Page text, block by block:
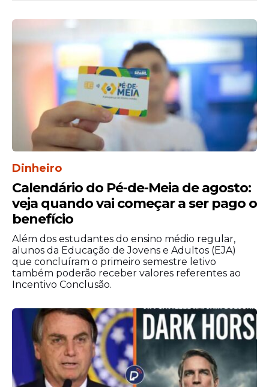
O cenário também tende a alimentar
críticas da oposição, que atribui ao governo
federal a falta de ações suficientes para
conter o aumento da população em
especialistas defendem que, além da
assistência social, é necessário ampliar
políticas de geração de emprego,
habitação e tratamento para dependência
química e saúde mental, sob o argumento
de que as medidas adotadas até agora não
foram capazes de reverter o crescimento
observado nos últimos anos.
reforçam a necessidade de ampliar
políticas públicas voltadas à inclusão social,
à oferta de moradia, ao atendimento
especializado e à reinserção dessas
pessoas no mercado de trabalho,
Dinheiro
Calendário do Pé-de-Meia de agosto:
veja quando vai começar a ser pago o
benefício
Além dos estudantes do ensino médio regular,
alunos da Educação de Jovens e Adultos (EJA)
que concluíram o primeiro semestre letivo
também poderão receber valores referentes ao
Incentivo Conclusão.